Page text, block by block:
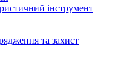
інструмент
та захист